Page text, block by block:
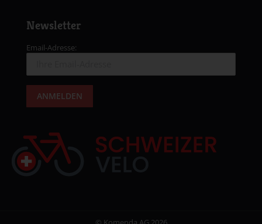
Newsletter
Email-Adresse: